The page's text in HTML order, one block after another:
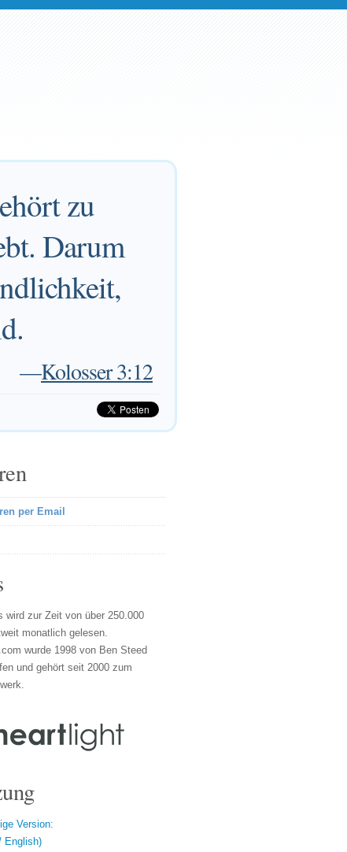
zu
Darum
—Kolosser 3:12
per Email
wird zur Zeit von über 250.000
monatlich gelesen.
wurde 1998 von Ben Steed
und gehört seit 2000 zum
Version:
English)